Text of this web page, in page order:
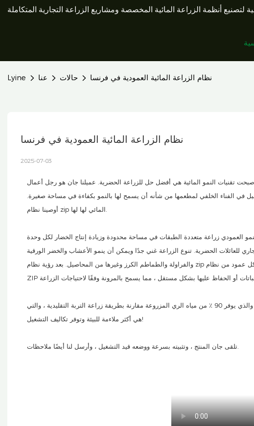
لتصنيع أنظمة الزراعة المائية المخصصة ومشاريع الزراعة التجارية المتكاملة
Lyine عنا حالات نظام الزراعة المائية العمودية في فرنسا
نظام الزراعة المائية العمودية في فرنسا
2025-07-03
تقنيات النمو المائية هي أفضل حل للزراعة الحضرية. عميلنا جان هو رجل أعمال
في الفناء الخلفي لمطعمها من شأنه أن يسمح لها بالنمو بكفاءة في مساحة صغيرة.
العمودي زراعة متعددة الطبقات في مساحة محدودة وزيادة إنتاج الخضار لكل وحدة
للعائلات الحضرية. تنوع الزراعة غني جدًا ويمكن أن ينمو الأعشاب والخضر الورقية
والفراولة والطماطم الكرز وغيرها من المحاصيل. بعد رؤية نظام zip المائي ، كان جان ، العميل ، راضيًا جدًا عن هيكله المعياري. يمكن استبدال كل عمود من نظام
في الوقت نفسه ، يتبنى نظام المائيات المائية تصميمًا لدورة المياه المغلقة ، والذي يوفر 90 ٪ من مياه الري المزروعة مقارنة بطريقة زراعة التربة التقليدية ، والتي
هي أكثر ملاءمة للبيئة وتوفر تكاليف التشغيل!